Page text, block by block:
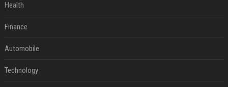
Health
Finance
Automobile
Technology